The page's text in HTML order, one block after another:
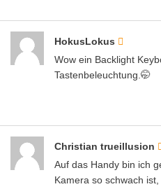
HokusLokus
Wow ein Backlight
Tastenbeleuchtung.🤭
Christian trueillusion
Auf das Handy bin ich
Kamera so schwach